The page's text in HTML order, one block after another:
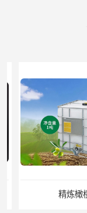
精炼橄榄油